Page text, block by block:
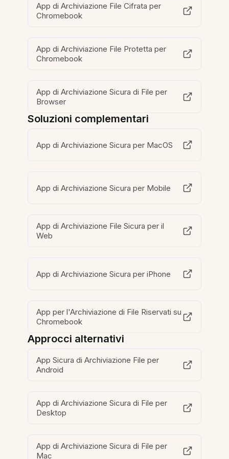
App di Archiviazione File Cifrata per
Chromebook
App di Archiviazione File Protetta per
Chromebook
App di Archiviazione Sicura di File per
Browser
Soluzioni complementari
App di Archiviazione Sicura per MacOS
App di Archiviazione Sicura per Mobile
App di Archiviazione File Sicura per il
Web
App di Archiviazione Sicura per iPhone
App per l'Archiviazione di File Riservati su
Chromebook
Approcci alternativi
App Sicura di Archiviazione File per
Android
App di Archiviazione Sicura di File per
Desktop
App di Archiviazione Sicura di File per
Mac